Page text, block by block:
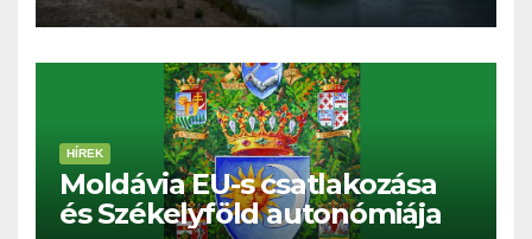
HÍREK
Moldávia EU-s csatlakozása
és Székelyföld autonómiája